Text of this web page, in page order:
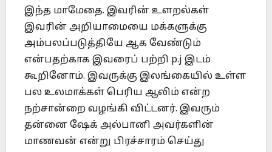
இந்த மாமேதை. இவரின் உளறல்கள்
இவரின் அறியாமையை மக்களுக்கு
அம்பலப்படுத்தியே ஆக வேண்டும்
என்பதற்காக இவரைப் பற்றி p.j இடம்
கூறினோம். இவருக்கு இலங்கையில் உள்ள
பல உலமாக்கள் பெரிய ஆலிம் என்ற
நற்சான்றை வழங்கி விட்டனர். இவரும்
தன்னை ஷேக் அல்பானி அவர்களின்
மாணவன் என்று பிரச்சாரம் செய்து